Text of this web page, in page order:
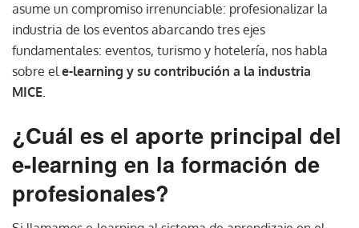
asume un compromiso irrenunciable: profesionalizar la
industria de los eventos abarcando tres ejes
fundamentales: eventos, turismo y hotelería, nos habla
sobre ele-learning y su contribución a la industria
MICE.
¿Cuál es el aporte principal del
e-learning en la formación de
profesionales?